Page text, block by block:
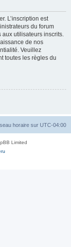
L’inscription est
du forum
utilisateurs inscrits.
de nos
Veuillez
toutes les règles du
horaire sur UTC-04:00
Limited